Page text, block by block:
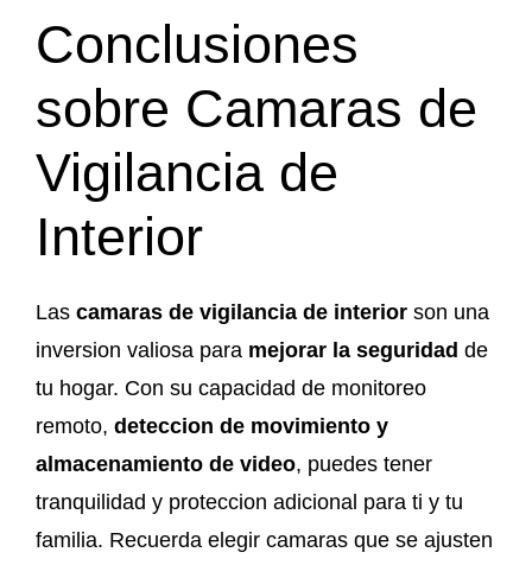
Conclusiones
sobre Camaras de
Vigilancia de
Interior
Las camaras de vigilancia de interior son una
inversion valiosa para mejorar la seguridad de
tu hogar. Con su capacidad de monitoreo
remoto, deteccion de movimiento y
almacenamiento de video, puedes tener
tranquilidad y proteccion adicional para ti y tu
familia. Recuerda elegir camaras que se ajusten